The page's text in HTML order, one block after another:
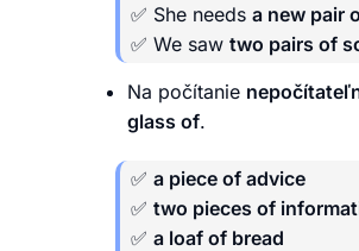
✅ She needs a new pair
✅ We saw two pairs of
Na počítanie
glass of.
✅ a piece of advice
✅ two pieces of
✅ a loaf of bread